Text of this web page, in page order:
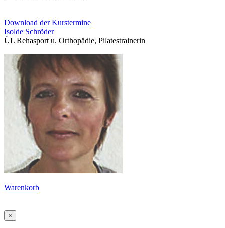
Download der Kurstermine
Isolde Schröder
ÜL Rehasport u. Orthopädie, Pilatestrainerin
Warenkorb
×